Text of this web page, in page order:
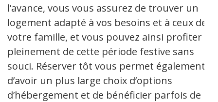
l’avance, vous vous assurez de trouver un
logement adapté à vos besoins et à ceux de
votre famille, et vous pouvez ainsi profiter
pleinement de cette période festive sans
souci. Réserver tôt vous permet également
d’avoir un plus large choix d’options
d’hébergement et de bénéficier parfois de